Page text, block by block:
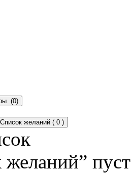
(0)
Список желаний ( 0 )
пуст